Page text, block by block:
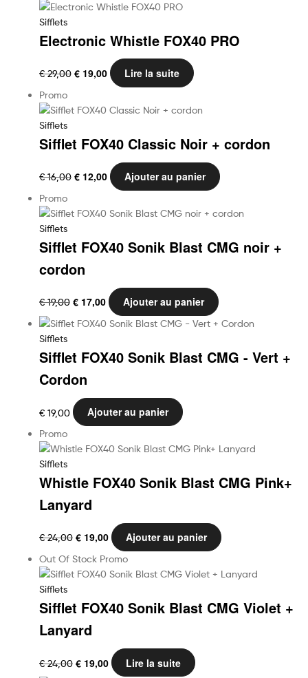
Sifflets
Electronic Whistle FOX40 PRO
€29,00
prix
était :
€ 19,00
Le
prix
est :
Lire la suite
Promo
Sifflets
Sifflet FOX40 Classic Noir + cordon
€16,00
prix
était :
€ 12,00
Le
prix
est :
Ajouter au panier
Promo
Sifflets
Sifflet FOX40 Sonik Blast CMG noir +
cordon
€19,00
prix
initial
€ 19,00.
€ 17,00
Le
prix
actuel
€ 17,00.
Ajouter au panier
Sifflets
Sifflet FOX40 Sonik Blast CMG - Vert +
Cordon
€ 19,00 Ajouter au panier
Promo
Sifflets
Whistle FOX40 Sonik Blast CMG Pink+
Lanyard
€24,00
prix
initial
était :
€ 19,00
Le
prix
actuel
est :
Ajouter au panier
Out Of Stock Promo
Sifflets
Sifflet FOX40 Sonik Blast CMG Violet +
Lanyard
€24,00
prix
€ 19,00
Le
prix
Lire la suite